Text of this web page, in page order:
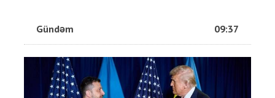
Gündəm 09:37